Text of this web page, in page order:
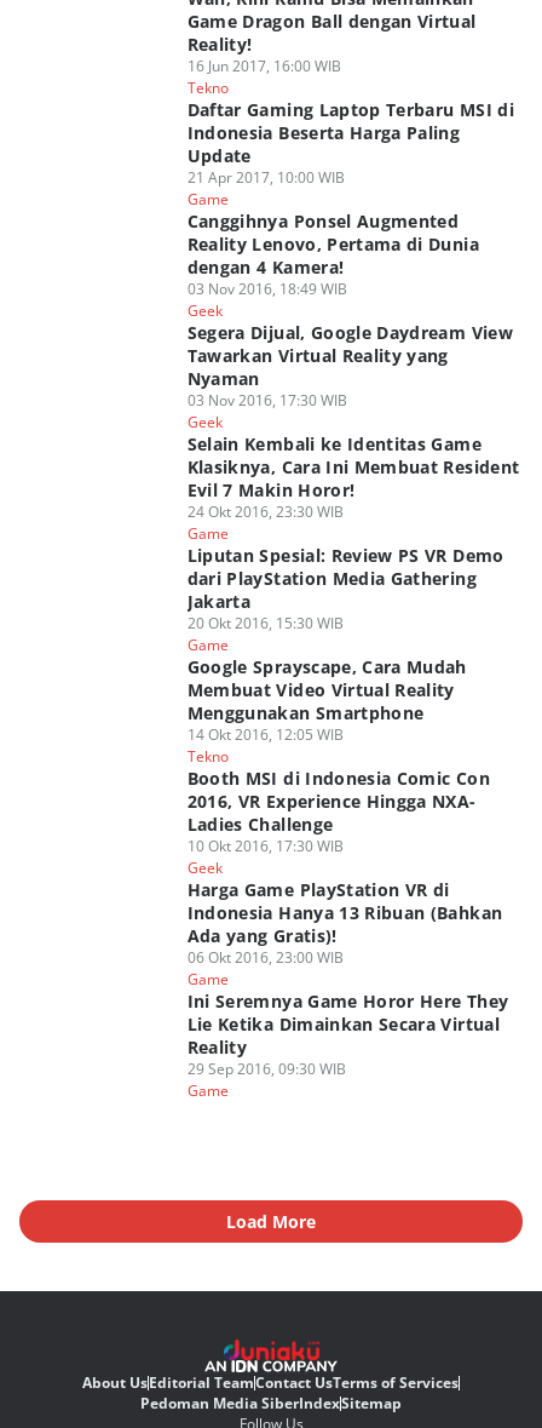
Game Dragon Ball dengan Virtual
Reality!
16 Jun 2017, 16:00 WIB
Tekno
Daftar Gaming Laptop Terbaru MSI di
Indonesia Beserta Harga Paling
Update
21 Apr 2017, 10:00 WIB
Game
Canggihnya Ponsel Augmented
Reality Lenovo, Pertama di Dunia
dengan 4 Kamera!
03 Nov 2016, 18:49 WIB
Geek
Segera Dijual, Google Daydream View
Tawarkan Virtual Reality yang
Nyaman
03 Nov 2016, 17:30 WIB
Geek
Selain Kembali ke Identitas Game
Klasiknya, Cara Ini Membuat Resident
Evil 7 Makin Horor!
24 Okt 2016, 23:30 WIB
Game
Liputan Spesial: Review PS VR Demo
dari PlayStation Media Gathering
Jakarta
20 Okt 2016, 15:30 WIB
Game
Google Sprayscape, Cara Mudah
Membuat Video Virtual Reality
Menggunakan Smartphone
14 Okt 2016, 12:05 WIB
Tekno
Booth MSI di Indonesia Comic Con
2016, VR Experience Hingga NXA-
Ladies Challenge
10 Okt 2016, 17:30 WIB
Geek
Harga Game PlayStation VR di
Indonesia Hanya 13 Ribuan (Bahkan
Ada yang Gratis)!
06 Okt 2016, 23:00 WIB
Game
Ini Seremnya Game Horor Here They
Lie Ketika Dimainkan Secara Virtual
Reality
29 Sep 2016, 09:30 WIB
Game
Load More
About UsEditorial TeamContact UsTerms of Services
Pedoman Media SiberIndexSitemap
Follow Us